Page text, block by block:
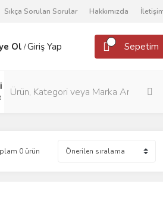
Sıkça Sorulan Sorular Hakkımızda
Ol /Giriş Yap Sepetim
0 ürün